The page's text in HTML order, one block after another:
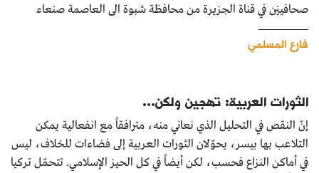
صحافييَن في قناة الجزيرة من محافظة شبوة الى العاصمة صنعاء
فارع المسلمي
الثورات العربية: تهجين ولكن...
إنّ النقص في التحليل الذي نعاني منه، مترافقاً مع انفعالية يمكن
التلاعب بها بيسر، يحوّلان الثورات العربية إلى فضاءات للخلاف، ليس
في أماكن النزاع فحسب، لكن أيضاً في كل الحيز الإسلامي. تتحمّل تركيا